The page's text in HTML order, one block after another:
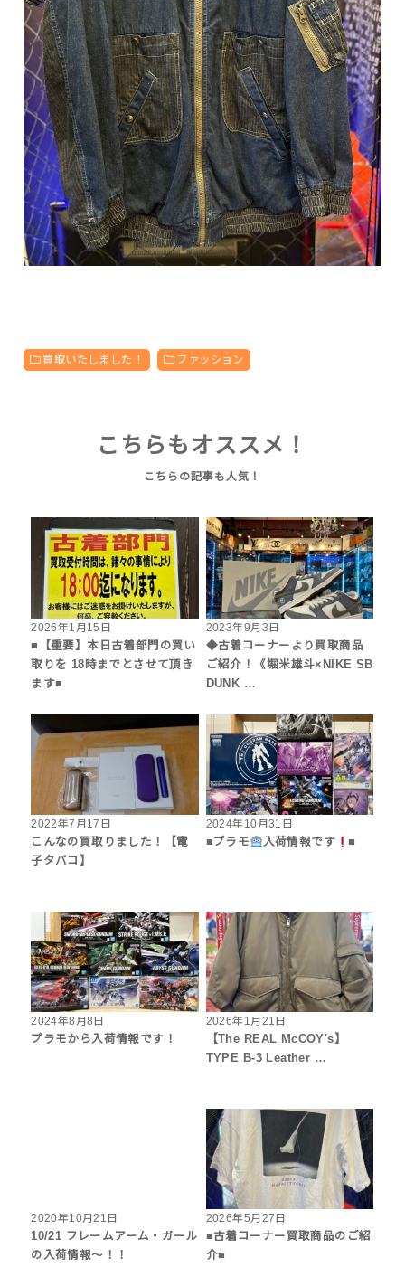
買取いたしました！ ファッション
こちらもオススメ！
2026年1月15日
■【重要】本日古着部門の買い
取りを 18時までとさせて頂き
ます■
2023年9月3日
◆古着コーナーより買取商品
ご紹介！《堀米雄斗×NIKE SB
DUNK …
2022年7月17日
こんなの買取りました！【電
子タバコ】
2024年10月31日
■プラモ
入荷情報です ■
2024年8月8日
プラモから入荷情報です！
2026年1月21日
【The REAL McCOY's】
TYPE B-3 Leather …
2020年10月21日
10/21 フレームアーム・ガール
の入荷情報〜！！
2026年5月27日
■古着コーナー買取商品のご紹
介■